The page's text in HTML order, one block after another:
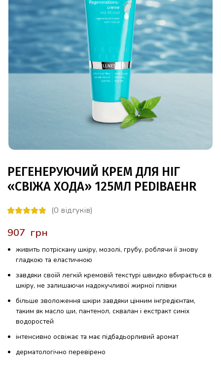
РЕГЕНЕРУЮЧИЙ КРЕМ ДЛЯ НІГ
«СВІЖА ХОДА» 125МЛ PEDIBAEHR
(0 відгуків)
грн
живить потріскану шкіру, мозолі, грубу, роблячи її знову
гладкою та еластичною
завдяки своїй легкій кремовій текстурі швидко вбирається в
шкіру, не залишаючи надокучливої ​​жирної плівки
більше зволоження шкіри завдяки цінним інгредієнтам,
таким як масло ши, пантенол, сквалан і екстракт синіх
водоростей
інтенсивно освіжає та має підбадьорливий аромат
дерматологічно перевірено